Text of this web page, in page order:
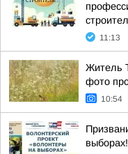
11:13
Житель
фото
10:54
выборах!